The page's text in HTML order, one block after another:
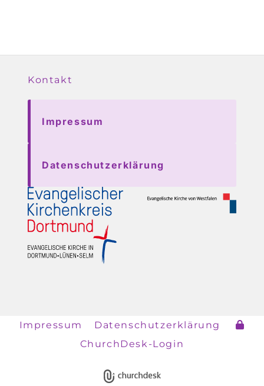
Kontakt
Impressum
Datenschutzerklärung
Impressum
Datenschutzerklärung
ChurchDesk-Login